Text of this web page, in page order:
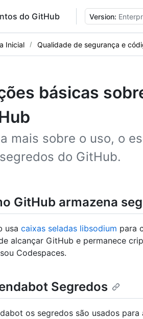
do GitHub Version:
Inicial Qualidade de segurança e
básicas
mais sobre o uso, o
do GitHub.
GitHub armazena
usa caixas seladas libsodium para
alcançar GitHub e permanece
Codespaces.
Segredos
os segredos são usados